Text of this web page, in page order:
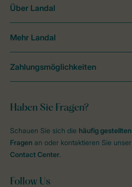
Haben Sie Fragen?
Schauen Sie sich die häufig gestellten
Fragen an oder kontaktieren Sie unser
Contact Center.
Follow Us
Über Landal
Mehr Landal
Zahlungsmöglichkeiten